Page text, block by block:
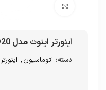
اینورتر اینوت مدل GD20، کد: GD20-5R5G-2
دسته: اتوماسیون , اینورتر